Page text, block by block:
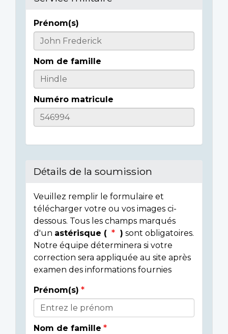
Casualty
Details
Prénom(s)
Nom de famille
Numéro matricule
Détails de la soumission
Veuillez remplir le formulaire et
télécharger votre ou vos images ci-
dessous. Tous les champs marqués
d'un astérisque ( ) sont obligatoires.
Notre équipe déterminera si votre
correction sera appliquée au site après
examen des informations fournies
Donor
Details
Prénom(s)
Nom de famille